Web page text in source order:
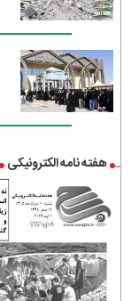
هفته نامه الکترونیکی